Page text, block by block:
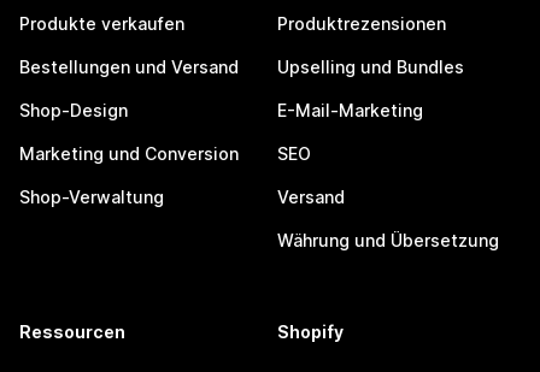
Produkte verkaufen
Bestellungen und Versand
Shop-Design
Marketing und Conversion
Shop-Verwaltung
Produktrezensionen
Upselling und Bundles
E-Mail-Marketing
SEO
Versand
Währung und Übersetzung
Ressourcen Shopify